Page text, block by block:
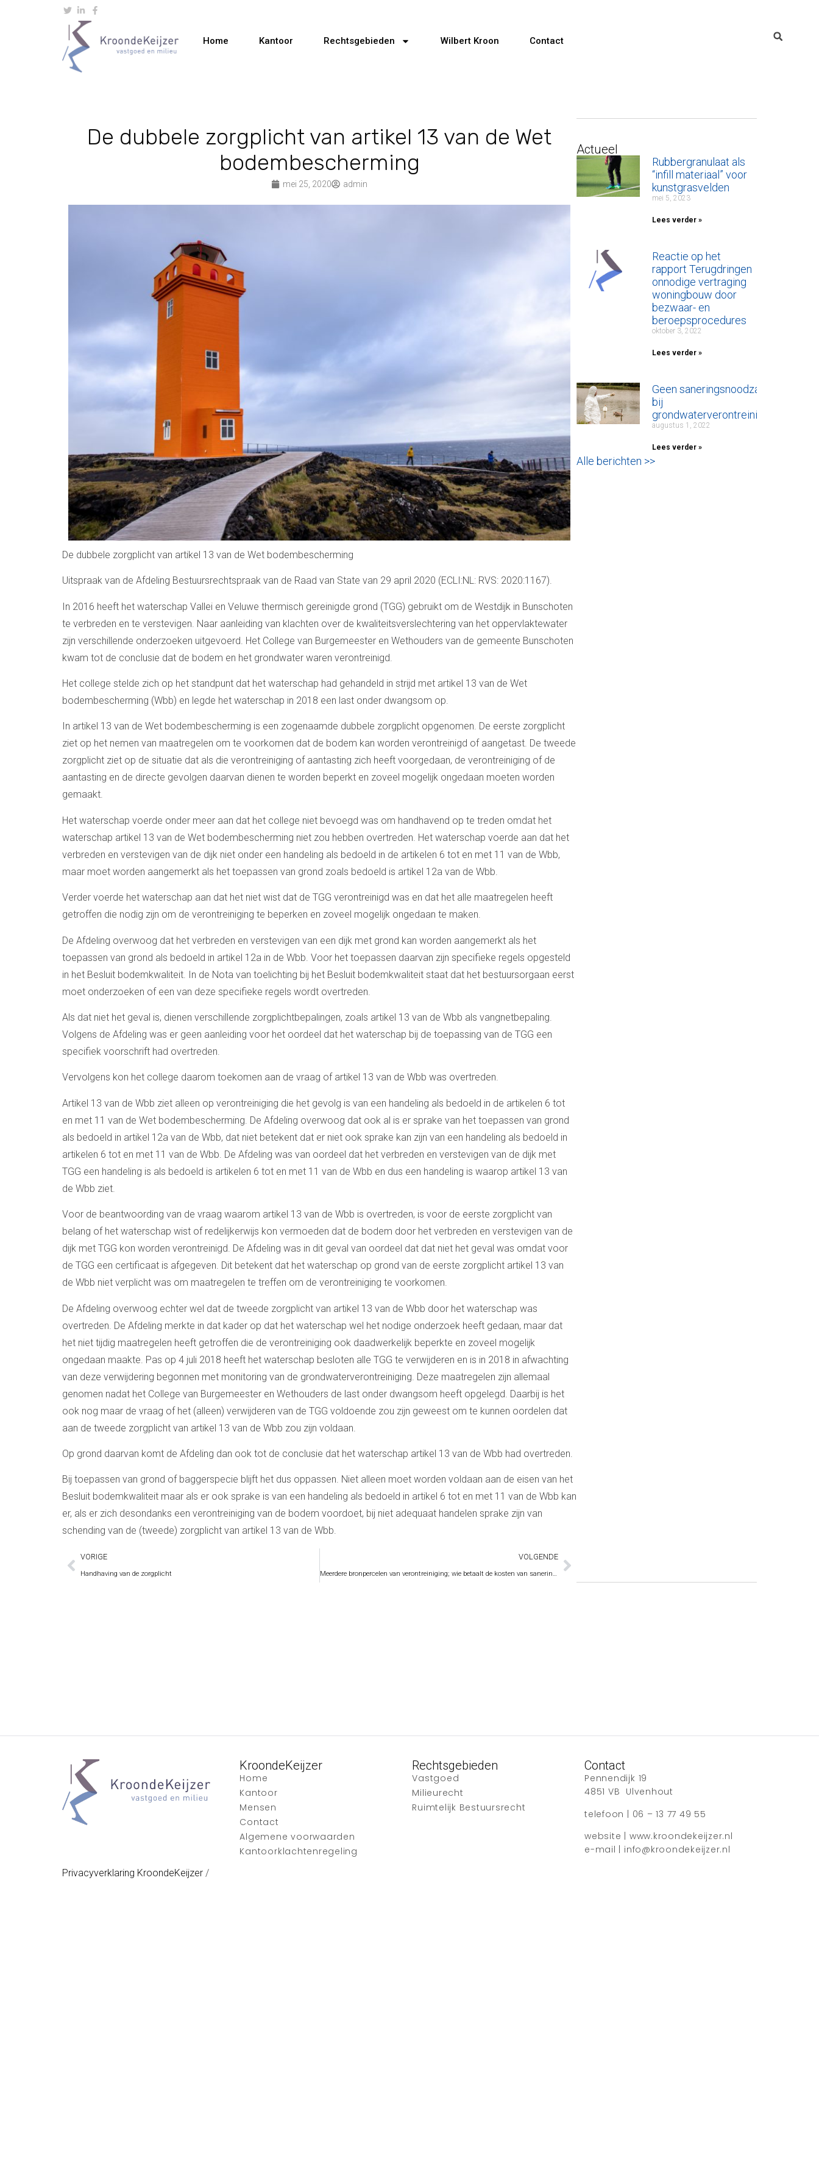
Home Kantoor Rechtsgebieden Wilbert Kroon Contact
De dubbele zorgplicht van artikel 13 van de Wet
bodembescherming
mei 25, 2020 admin
De dubbele zorgplicht van artikel 13 van de Wet bodembescherming
Uitspraak van de Afdeling Bestuursrechtspraak van de Raad van State van 29 april 2020 (ECLI:NL: RVS: 2020:1167).
In 2016 heeft het waterschap Vallei en Veluwe thermisch gereinigde grond (TGG) gebruikt om de Westdijk in Bunschoten
te verbreden en te verstevigen. Naar aanleiding van klachten over de kwaliteitsverslechtering van het oppervlaktewater
zijn verschillende onderzoeken uitgevoerd. Het College van Burgemeester en Wethouders van de gemeente Bunschoten
kwam tot de conclusie dat de bodem en het grondwater waren verontreinigd.
Het college stelde zich op het standpunt dat het waterschap had gehandeld in strijd met artikel 13 van de Wet
bodembescherming (Wbb) en legde het waterschap in 2018 een last onder dwangsom op.
In artikel 13 van de Wet bodembescherming is een zogenaamde dubbele zorgplicht opgenomen. De eerste zorgplicht
ziet op het nemen van maatregelen om te voorkomen dat de bodem kan worden verontreinigd of aangetast. De tweede
zorgplicht ziet op de situatie dat als die verontreiniging of aantasting zich heeft voorgedaan, de verontreiniging of de
aantasting en de directe gevolgen daarvan dienen te worden beperkt en zoveel mogelijk ongedaan moeten worden
gemaakt.
Het waterschap voerde onder meer aan dat het college niet bevoegd was om handhavend op te treden omdat het
waterschap artikel 13 van de Wet bodembescherming niet zou hebben overtreden. Het waterschap voerde aan dat het
verbreden en verstevigen van de dijk niet onder een handeling als bedoeld in de artikelen 6 tot en met 11 van de Wbb,
maar moet worden aangemerkt als het toepassen van grond zoals bedoeld is artikel 12a van de Wbb.
Verder voerde het waterschap aan dat het niet wist dat de TGG verontreinigd was en dat het alle maatregelen heeft
getroffen die nodig zijn om de verontreiniging te beperken en zoveel mogelijk ongedaan te maken.
De Afdeling overwoog dat het verbreden en verstevigen van een dijk met grond kan worden aangemerkt als het
toepassen van grond als bedoeld in artikel 12a in de Wbb. Voor het toepassen daarvan zijn specifieke regels opgesteld
in het Besluit bodemkwaliteit. In de Nota van toelichting bij het Besluit bodemkwaliteit staat dat het bestuursorgaan eerst
moet onderzoeken of een van deze specifieke regels wordt overtreden.
Als dat niet het geval is, dienen verschillende zorgplichtbepalingen, zoals artikel 13 van de Wbb als vangnetbepaling.
Volgens de Afdeling was er geen aanleiding voor het oordeel dat het waterschap bij de toepassing van de TGG een
specifiek voorschrift had overtreden.
Vervolgens kon het college daarom toekomen aan de vraag of artikel 13 van de Wbb was overtreden.
Artikel 13 van de Wbb ziet alleen op verontreiniging die het gevolg is van een handeling als bedoeld in de artikelen 6 tot
en met 11 van de Wet bodembescherming. De Afdeling overwoog dat ook al is er sprake van het toepassen van grond
als bedoeld in artikel 12a van de Wbb, dat niet betekent dat er niet ook sprake kan zijn van een handeling als bedoeld in
artikelen 6 tot en met 11 van de Wbb. De Afdeling was van oordeel dat het verbreden en verstevigen van de dijk met
TGG een handeling is als bedoeld is artikelen 6 tot en met 11 van de Wbb en dus een handeling is waarop artikel 13 van
de Wbb ziet.
Voor de beantwoording van de vraag waarom artikel 13 van de Wbb is overtreden, is voor de eerste zorgplicht van
belang of het waterschap wist of redelijkerwijs kon vermoeden dat de bodem door het verbreden en verstevigen van de
dijk met TGG kon worden verontreinigd. De Afdeling was in dit geval van oordeel dat dat niet het geval was omdat voor
de TGG een certificaat is afgegeven. Dit betekent dat het waterschap op grond van de eerste zorgplicht artikel 13 van
de Wbb niet verplicht was om maatregelen te treffen om de verontreiniging te voorkomen.
De Afdeling overwoog echter wel dat de tweede zorgplicht van artikel 13 van de Wbb door het waterschap was
overtreden. De Afdeling merkte in dat kader op dat het waterschap wel het nodige onderzoek heeft gedaan, maar dat
het niet tijdig maatregelen heeft getroffen die de verontreiniging ook daadwerkelijk beperkte en zoveel mogelijk
ongedaan maakte. Pas op 4 juli 2018 heeft het waterschap besloten alle TGG te verwijderen en is in 2018 in afwachting
van deze verwijdering begonnen met monitoring van de grondwaterverontreiniging. Deze maatregelen zijn allemaal
genomen nadat het College van Burgemeester en Wethouders de last onder dwangsom heeft opgelegd. Daarbij is het
ook nog maar de vraag of het (alleen) verwijderen van de TGG voldoende zou zijn geweest om te kunnen oordelen dat
aan de tweede zorgplicht van artikel 13 van de Wbb zou zijn voldaan.
Op grond daarvan komt de Afdeling dan ook tot de conclusie dat het waterschap artikel 13 van de Wbb had overtreden.
Bij toepassen van grond of baggerspecie blijft het dus oppassen. Niet alleen moet worden voldaan aan de eisen van het
Besluit bodemkwaliteit maar als er ook sprake is van een handeling als bedoeld in artikel 6 tot en met 11 van de Wbb kan
er, als er zich desondanks een verontreiniging van de bodem voordoet, bij niet adequaat handelen sprake zijn van
schending van de (tweede) zorgplicht van artikel 13 van de Wbb.
VORIGE
Handhaving van de zorgplicht
VOLGENDE
Meerdere bronpercelen van verontreiniging; wie betaalt de kosten van sanering?
Actueel
Rubbergranulaat als
“infill materiaal” voor
kunstgrasvelden
mei 5, 2023
Lees verder »
Reactie op het
rapport Terugdringen
onnodige vertraging
woningbouw door
bezwaar- en
beroepsprocedures
oktober 3, 2022
Lees verder »
Geen saneringsnoodzaak
bij
grondwaterverontreiniging
augustus 1, 2022
Lees verder »
Alle berichten >>
KroondeKeijzer
Home
Kantoor
Mensen
Contact
Algemene voorwaarden
Kantoorklachtenregeling
Rechtsgebieden
Vastgoed
Milieurecht
Ruimtelijk Bestuursrecht
Contact
Pennendijk 19
4851 VB Ulvenhout
telefoon | 06 – 13 77 49 55
website | www.kroondekeijzer.nl
e-mail | info@kroondekeijzer.nl
Privacyverklaring KroondeKeijzer /